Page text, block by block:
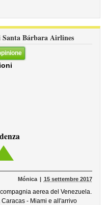
Bárbara Airlines
Mónica 15 settembre 2017
aerea del Venezuela.
- Miami e all'arrivo